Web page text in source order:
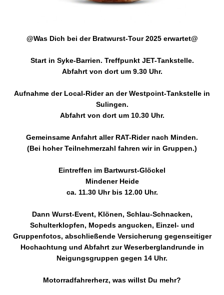
@Was Dich bei der Bratwurst-Tour 2025 erwartet@
Start in Syke-Barrien. Treffpunkt JET-Tankstelle.
Abfahrt von dort um 9.30 Uhr.
Aufnahme der Local-Rider an der Westpoint-Tankstelle in
Sulingen.
Abfahrt von dort um 10.30 Uhr.
Gemeinsame Anfahrt aller RAT-Rider nach Minden.
(Bei hoher Teilnehmerzahl fahren wir in Gruppen.)
Eintreffen im Bartwurst-Glöckel
Mindener Heide
ca. 11.30 Uhr bis 12.00 Uhr.
Dann Wurst-Event, Klönen, Schlau-Schnacken,
Schulterklopfen, Mopeds angucken, Einzel- und
Gruppenfotos, abschließende Versicherung gegenseitiger
Hochachtung und Abfahrt zur Weserberglandrunde in
Neigungsgruppen gegen 14 Uhr.
Motorradfahrerherz, was willst Du mehr?